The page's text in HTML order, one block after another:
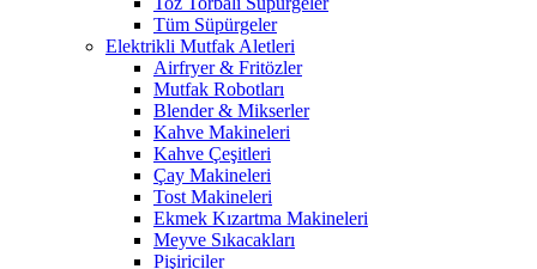
Tüm Süpürgeler
Elektrikli Mutfak Aletleri
Airfryer & Fritözler
Mutfak Robotları
Blender & Mikserler
Kahve Makineleri
Kahve Çeşitleri
Çay Makineleri
Tost Makineleri
Ekmek Kızartma Makineleri
Meyve Sıkacakları
Pişiriciler